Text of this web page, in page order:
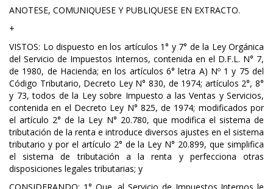
ANOTESE, COMUNIQUESE Y PUBLIQUESE EN EXTRACTO.
+
VISTOS: Lo dispuesto en los artículos 1° y 7° de la Ley Orgánica
del Servicio de Impuestos Internos, contenida en el D.F.L. N° 7,
de 1980, de Hacienda; en los artículos 6° letra A) Nº 1 y 75 del
Código Tributario, Decreto Ley N° 830, de 1974; artículos 2°, 8°
y 73, todos de la Ley sobre Impuesto a las Ventas y Servicios,
contenida en el Decreto Ley N° 825, de 1974; modificados por
el artículo 2° de la Ley N° 20.780, que modifica el sistema de
tributación de la renta e introduce diversos ajustes en el sistema
tributario y por el artículo 2° de la Ley N° 20.899, que simplifica
el sistema de tributación a la renta y perfecciona otras
disposiciones legales tributarias; y